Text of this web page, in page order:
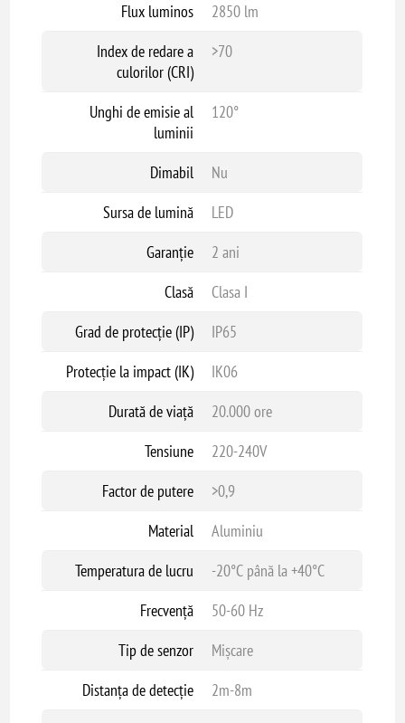
Flux luminos
2850 lm
Index de redare a
culorilor (CRI)
>70
Unghi de emisie al
luminii
120°
Dimabil
Nu
Sursa de lumină
LED
Garanție
2 ani
Clasă
Clasa I
Grad de protecție (IP)
IP65
Protecție la impact (IK)
IK06
Durată de viață
20.000 ore
Tensiune
220-240V
Factor de putere
>0,9
Material
Aluminiu
Temperatura de lucru
-20°C până la +40°C
Frecvență
50-60 Hz
Tip de senzor
Mișcare
Distanța de detecție
2m-8m